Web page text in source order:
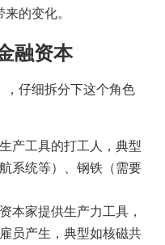
的变化。
融资本
仔细拆分下这个角色
产工具的打工人，典型
系统等）、钢铁（需要
本家提供生产力工具，
员产生，典型如核磁共